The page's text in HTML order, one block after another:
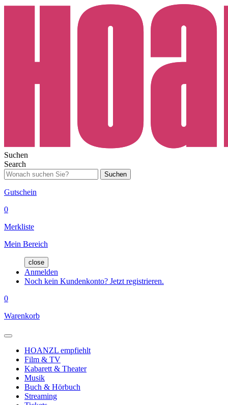
Suchen
Search
Suchen
Gutschein
0
Merkliste
Mein Bereich
close
Anmelden
Noch kein Kundenkonto? Jetzt registrieren.
0
Warenkorb
HOANZL empfiehlt
Film & TV
Kabarett & Theater
Musik
Buch & Hörbuch
Streaming